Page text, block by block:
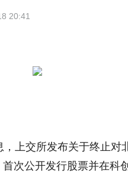
20:41
，上交所发布关于终止对
次公开发行股票并在科